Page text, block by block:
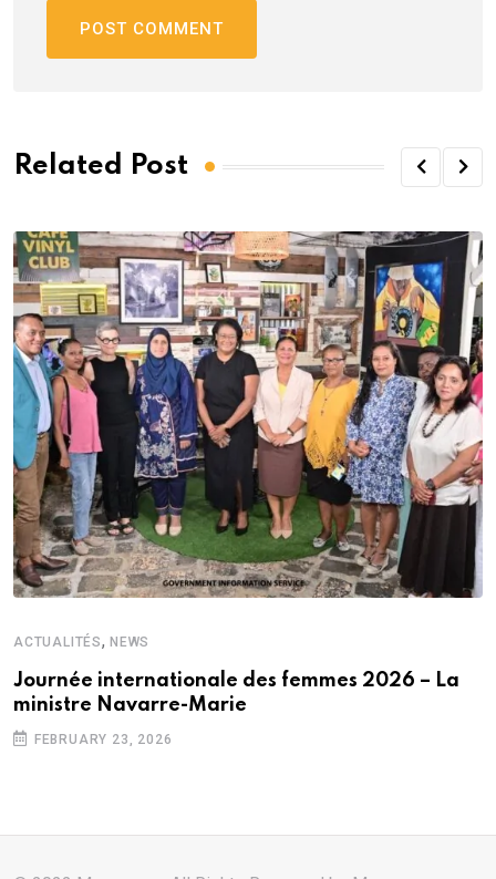
Related Post
ACTUALITÉS, NEWS
Journée internationale des femmes 2026 – La
ministre Navarre-Marie
FEBRUARY 23, 2026